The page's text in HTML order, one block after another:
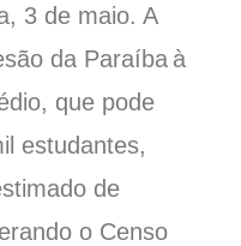
3 de maio. A
da Paraíba à
que pode
estudantes,
de
ndo o Censo